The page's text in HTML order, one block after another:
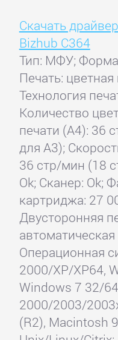
Скачать
Bizhub С364
Тип: МФУ;
Печать:
Технология
Количество
печати (А4): 36
для А3);
36 стр/мин (18
Ok; Сканер: Ok;
картриджа: 27
Двусторонняя
Операционная
2000/XP/XP64,
Windows 7 32/
2000/2003/
(R2), Macintosh